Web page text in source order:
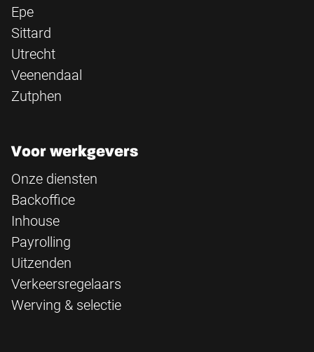
Epe
Sittard
Utrecht
Veenendaal
Zutphen
Voor werkgevers
Onze diensten
Backoffice
Inhouse
Payrolling
Uitzenden
Verkeersregelaars
Werving & selectie